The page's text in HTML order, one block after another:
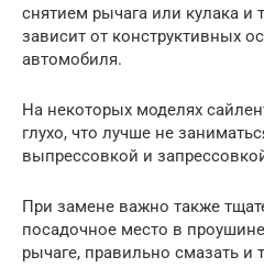
снятием рычага или кулака и
зависит от конструктивных
автомобиля.
На некоторых моделях
глухо, что лучше не
выпрессовкой и
При замене важно также
посадочное место в
рычаге, правильно смазать и